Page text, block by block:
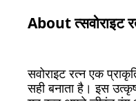
About त्सवोराइट
सवोराइट रत्न एक
सही बनाता है। इस